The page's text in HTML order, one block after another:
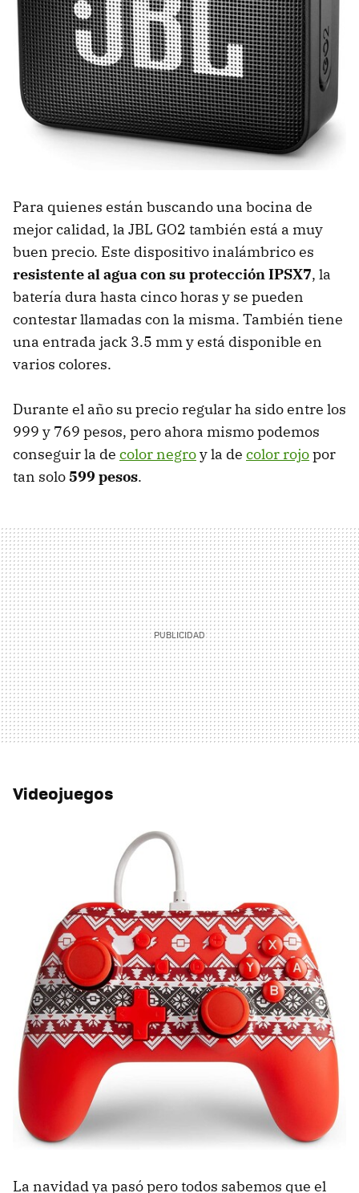
Para quienes están buscando una bocina de
mejor calidad, la JBL GO2 también está a muy
buen precio. Este dispositivo inalámbrico es
resistente al agua con su protección IPSX7, la
batería dura hasta cinco horas y se pueden
contestar llamadas con la misma. También tiene
una entrada jack 3.5 mm y está disponible en
varios colores.
Durante el año su precio regular ha sido entre los
999 y 769 pesos, pero ahora mismo podemos
conseguir la de color negroy la de color rojopor
tan solo599 pesos.
Videojuegos
La navidad ya pasó pero todos sabemos que el